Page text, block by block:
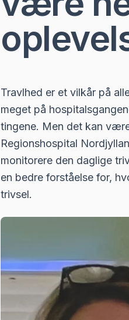
Travlhed er et vilkår på
meget på
tingene. Men det kan
Regionshospital
monitorere den daglige
en bedre forståelse for,
trivsel.